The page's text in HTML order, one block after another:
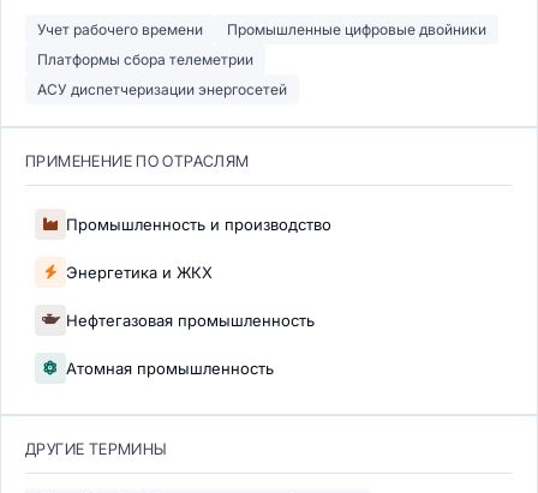
Учет рабочего времени
Промышленные цифровые двойники
Платформы сбора телеметрии
АСУ диспетчеризации энергосетей
ПРИМЕНЕНИЕ ПО ОТРАСЛЯМ
Промышленность и производство
Энергетика и ЖКХ
Нефтегазовая промышленность
Атомная промышленность
ДРУГИЕ ТЕРМИНЫ